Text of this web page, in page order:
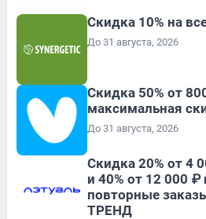
Скидка 10% на
До 31 августа, 2026
Скидка 50% от
максимальная
До 31 августа, 2026
Скидка 20% от 4
и 40% от 12 000
повторные
ТРЕНД